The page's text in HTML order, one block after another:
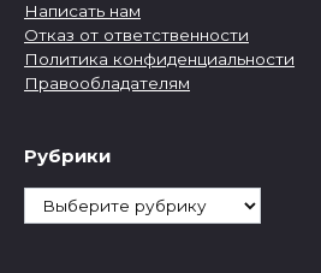
Написать нам
Отказ от ответственности
Политика конфиденциальности
Правообладателям
Рубрики
Рубрики